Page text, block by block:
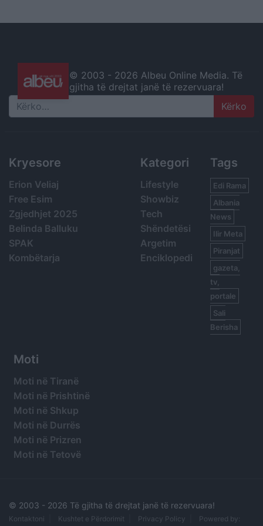
© 2003 - 2026 Albeu Online Media. Të
gjitha të drejtat janë të rezervuara!
Search
Kryesore
Erion Veliaj
Free Esim
Zgjedhjet 2025
Belinda Balluku
SPAK
Kombëtarja
Kategori
Lifestyle
Showbiz
Tech
Shëndetësi
Argetim
Enciklopedi
Tags
Edi Rama
Albania
News
Ilir Meta
Piranjat
gazeta,
tv,
portale
Sali
Berisha
Moti
Moti në Tiranë
Moti në Prishtinë
Moti në Shkup
Moti në Durrës
Moti në Prizren
Moti në Tetovë
© 2003 - 2026 Të gjitha të drejtat janë të rezervuara!
Kontaktoni Kushtet e Përdorimit Privacy Policy Powered by: